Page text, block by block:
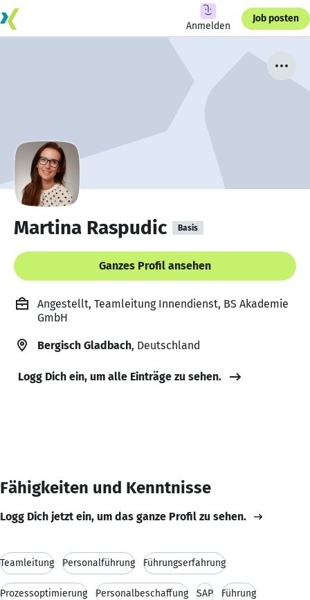
Anmelden
Job posten
Martina Raspudic Basis
Ganzes Profil ansehen
Angestellt, Teamleitung Innendienst, BS Akademie
GmbH
Bergisch Gladbach, Deutschland
Logg Dich ein, um alle Einträge zu sehen.
Fähigkeiten und Kenntnisse
Logg Dich jetzt ein, um das ganze Profil zu sehen.
Teamleitung Personalführung Führungserfahrung
Prozessoptimierung Personalbeschaffung SAP Führung